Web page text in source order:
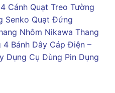
Cánh Quạt Treo Tường
Senko Quạt Đứng
Nhôm Nikawa Thang
4 Bánh Dây Cáp Điện –
Dụng Cụ Dùng Pin Dụng